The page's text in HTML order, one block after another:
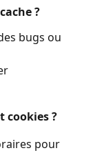
?
bugs ou
cookies ?
pour